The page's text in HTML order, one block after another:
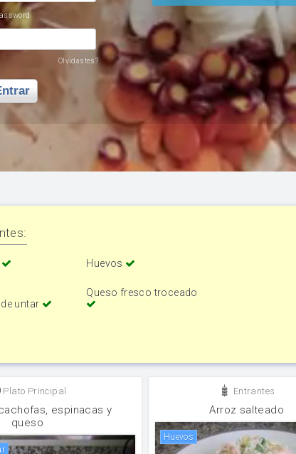
Olvidastes?
Huevos
untar
Queso fresco troceado
Plato Principal
espinacas y
queso
Entrantes
Arroz salteado
huevos